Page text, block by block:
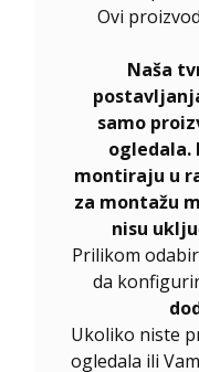
Ovi
Naša
samo
ogledala.
montiraju u
za montažu
nisu
Prilikom
da
Ukoliko niste
ogledala ili